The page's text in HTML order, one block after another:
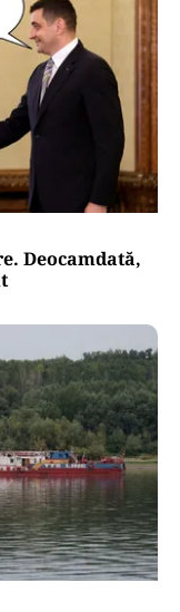
Deocamdată,